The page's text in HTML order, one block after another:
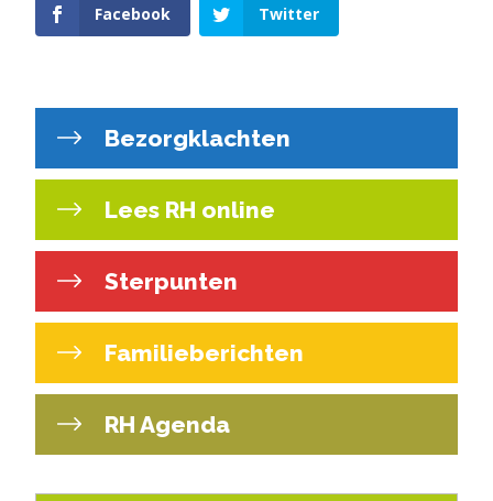
Facebook Twitter
Bezorgklachten
Lees RH online
Sterpunten
Familieberichten
RH Agenda